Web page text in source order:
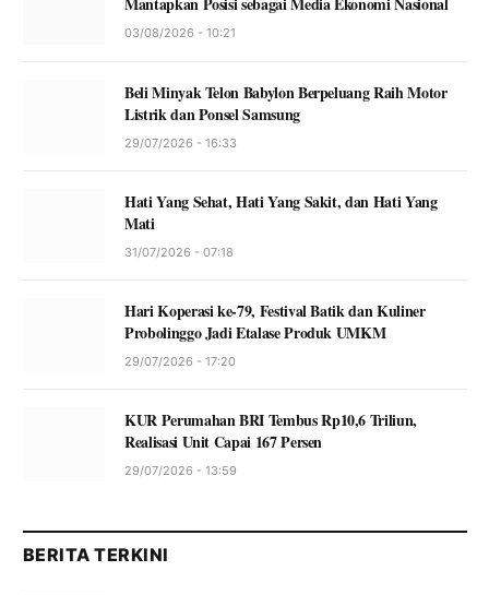
03/08/2026 - 10:21
Beli Minyak Telon Babylon Berpeluang Raih Motor
Listrik dan Ponsel Samsung
29/07/2026 - 16:33
Hati Yang Sehat, Hati Yang Sakit, dan Hati Yang
Mati
31/07/2026 - 07:18
Hari Koperasi ke-79, Festival Batik dan Kuliner
Probolinggo Jadi Etalase Produk UMKM
29/07/2026 - 17:20
KUR Perumahan BRI Tembus Rp10,6 Triliun,
Realisasi Unit Capai 167 Persen
29/07/2026 - 13:59
BERITA TERKINI